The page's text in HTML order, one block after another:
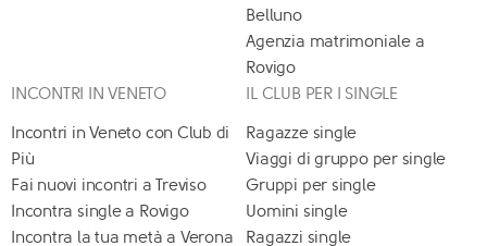
Belluno
Agenzia matrimoniale a
Rovigo
INCONTRI IN VENETO
Incontri in Veneto con Club di
Più
Fai nuovi incontri a Treviso
Incontra single a Rovigo
Incontra la tua metà a Verona
IL CLUB PER I SINGLE
Ragazze single
Viaggi di gruppo per single
Gruppi per single
Uomini single
Ragazzi single